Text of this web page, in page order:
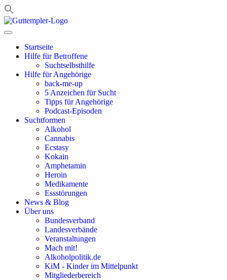
Zum
Inhalt
Startseite
Hilfe für Betroffene
Suchtselbsthilfe
Hilfe für Angehörige
back-me-up
5 Anzeichen für Sucht
Tipps für Angehörige
Podcast-Episoden
Suchtformen
Alkohol
Cannabis
Ecstasy
Kokain
Amphetamin
Heroin
Medikamente
Essstörungen
News & Blog
Über uns
Bundesverband
Landesverbände
Veranstaltungen
Mach mit!
Alkoholpolitik.de
KiM - Kinder im Mittelpunkt
Mitgliederbereich